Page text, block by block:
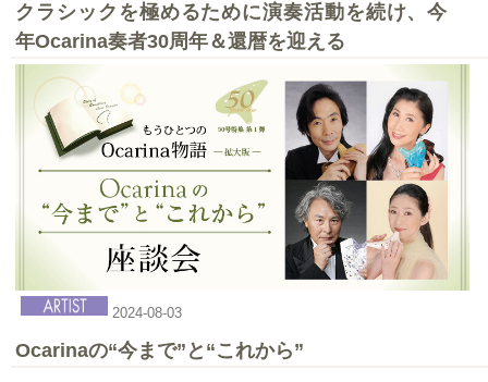
2025-04-25
〈新刊〉集まれ！オカリナ！ 5人から吹ける7重奏曲集
クラシックを極めるために演奏活動を続け、今
年Ocarina奏者30周年＆還暦を迎える
2024-08-03
Ocarinaの“今まで”と“これから”